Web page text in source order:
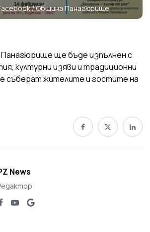
/ Община Панагюрище
Панагюрище ще бъде изпълнен с
културни изяви и традиционни
съберат жителите и гостите на
News